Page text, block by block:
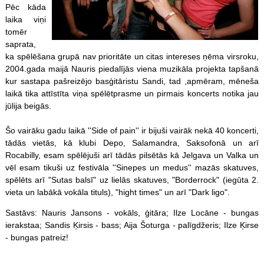
Pēc kāda
laika viņi
tomēr
saprata,
ka spēlēšana grupā nav prioritāte un citas intereses ņēma virsroku,
2004.gada maijā Nauris piedalījās viena muzikāla projekta tapšanā
kur sastapa pašreizējo basģitāristu Sandi, tad ,apmēram, mēneša
laikā tika attīstīta viņa spēlētprasme un pirmais koncerts notika jau
jūlija beigās.
Šo vairāku gadu laikā ''Side of pain'' ir bijuši vairāk nekā 40 koncerti,
tādās vietās, kā klubi Depo, Salamandra, Saksofonā un arī
Rocabilly, esam spēlējuši arī tādās pilsētās kā Jelgava un Valka un
vēl esam tikuši uz festivāla ''Sinepes un medus'' mazās skatuves,
spēlēts arī "Sutas balsī" uz lielās skatuves, "Borderrock" (iegūta 2.
vieta un labākā vokāla tituls), "hight times" un arī "Dark ligo".
Sastāvs: Nauris Jansons - vokāls, ģitāra; Ilze Locāne - bungas
ierakstaa; Sandis Ķirsis - bass; Aija Šoturga - palīgdžeris; Ilze Ķirse
- bungas patreiz!